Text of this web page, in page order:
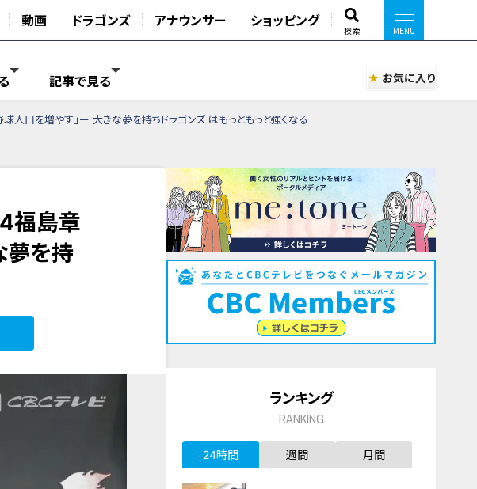
動画 ドラゴンズ アナウンサー ショッピング
検索
記事で見る お気に入り
人口を増やす」ー 大きな夢を持ちドラゴンズ はもっともっと強くなる
4福島章
夢を持
ランキング
RANKING
24時間 週間 月間